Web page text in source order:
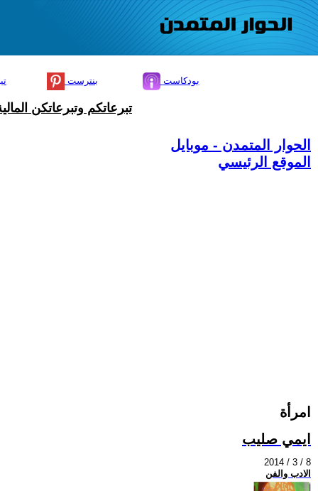
بنترست بودكاست
تبرعاتكم وتبرعاتكن
الحوار المتمدن - موبايل
الموقع الرئيسي
امرأة
ايمي صليب
2014 / 3 / 8
الادب والفن